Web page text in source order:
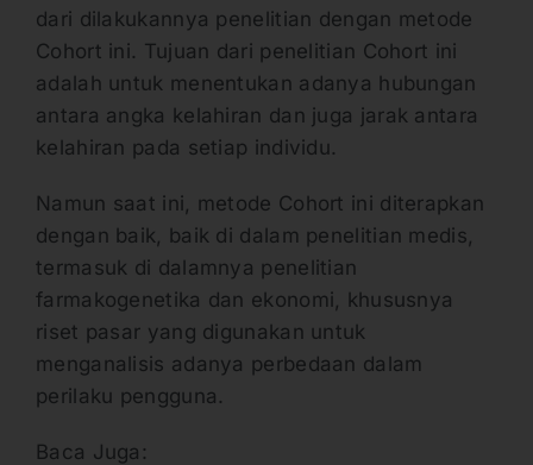
dari dilakukannya penelitian dengan metode
Cohort ini. Tujuan dari penelitian Cohort ini
adalah untuk menentukan adanya hubungan
antara angka kelahiran dan juga jarak antara
kelahiran pada setiap individu.
Namun saat ini, metode Cohort ini diterapkan
dengan baik, baik di dalam penelitian medis,
termasuk di dalamnya penelitian
farmakogenetika dan ekonomi, khususnya
riset pasar yang digunakan untuk
menganalisis adanya perbedaan dalam
perilaku pengguna.
Baca Juga: